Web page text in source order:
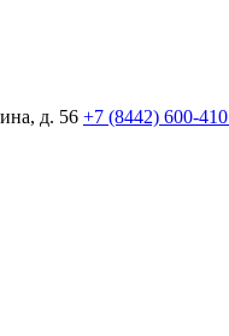
д. 56 +7 (8442) 600-410